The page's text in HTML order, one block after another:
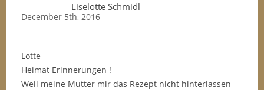
Liselotte Schmidl
December 5th, 2016
Lotte
Heimat Erinnerungen !
Weil meine Mutter mir das Rezept nicht hinterlassen